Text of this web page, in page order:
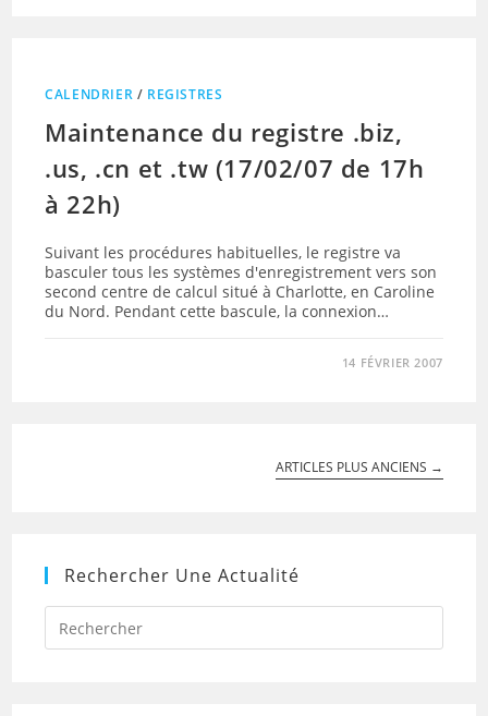
CALENDRIER / REGISTRES
Maintenance du registre .biz,
.us, .cn et .tw (17/02/07 de 17h
à 22h)
Suivant les procédures habituelles, le registre va
basculer tous les systèmes d'enregistrement vers son
second centre de calcul situé à Charlotte, en Caroline
du Nord. Pendant cette bascule, la connexion…
14 FÉVRIER 2007
ARTICLES PLUS ANCIENS →
Rechercher Une Actualité
Press
to